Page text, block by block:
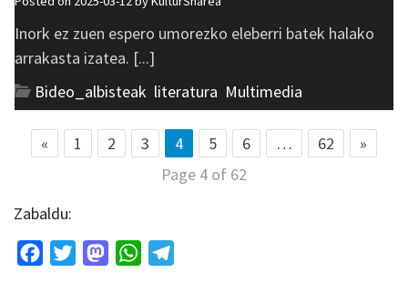
Inork ez zuen espero umorezko eleberri batek halako
arrakasta izatea. [...]
Bideo_albisteak literatura Multimedia
« 1 2 3 4 5 6 … 62
»
Page 4 of 62
Zabaldu:
FacebookTwitterMastodonWhatsApp